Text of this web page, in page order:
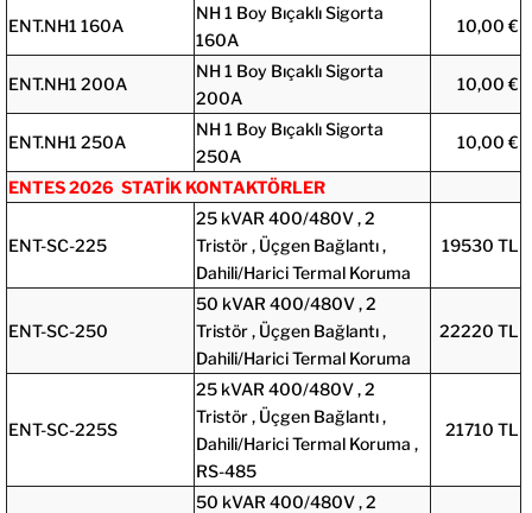
ENT.NH1 160A
NH 1 Boy Bıçaklı Sigorta
160A
10,00 €
ENT.NH1 200A
NH 1 Boy Bıçaklı Sigorta
200A
10,00 €
ENT.NH1 250A
NH 1 Boy Bıçaklı Sigorta
250A
10,00 €
ENTES 2026 STATİK KONTAKTÖRLER
ENT-SC-225
25 kVAR 400/480V , 2
Tristör , Üçgen Bağlantı ,
Dahili/Harici Termal Koruma
19530 TL
ENT-SC-250
50 kVAR 400/480V , 2
Tristör , Üçgen Bağlantı ,
Dahili/Harici Termal Koruma
22220 TL
ENT-SC-225S
25 kVAR 400/480V , 2
Tristör , Üçgen Bağlantı ,
Dahili/Harici Termal Koruma ,
RS-485
21710 TL
50 kVAR 400/480V , 2